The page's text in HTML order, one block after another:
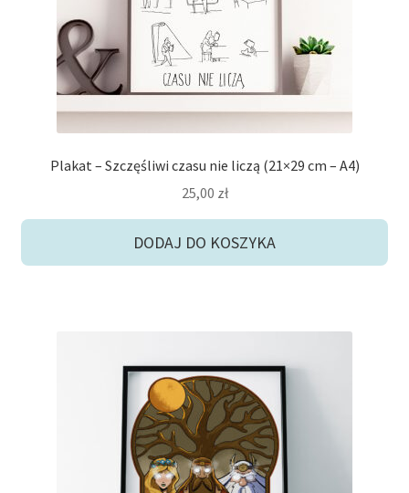
Plakat – Szczęśliwi czasu nie liczą (21×29 cm – A4)
25,00 zł
DODAJ DO KOSZYKA